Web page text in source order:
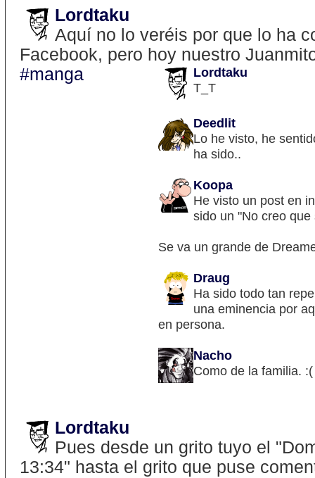
Lordtaku
Aquí no lo veréis por que lo ha
Facebook, pero hoy nuestro
Lordtaku
T_T
Deedlit
Lo he visto, he
ha sido..
Koopa
He visto un post en
sido un "No creo
Se va un grande de
Draug
Ha sido todo tan
una eminencia por
en persona.
Nacho
Como de la familia. :(
#manga
Lordtaku
Pues desde un grito tuyo el
13:34" hasta el grito que puse